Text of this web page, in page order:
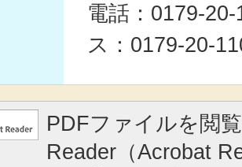
電話：0179-
ス：0179-20-
PDFファイルを閲
Reader（Acrobat